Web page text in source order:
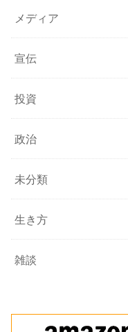
メディア
宣伝
投資
政治
未分類
生き方
雑談